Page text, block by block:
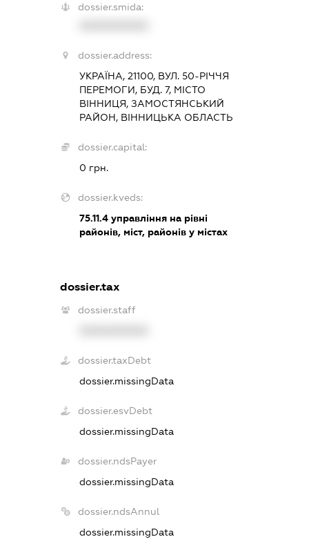
dossier.smida:
dossier.address:
УКРАЇНА, 21100, ВУЛ. 50-РІЧЧЯ
ПЕРЕМОГИ, БУД. 7, МІСТО
ВІННИЦЯ, ЗАМОСТЯНСЬКИЙ
РАЙОН, ВІННИЦЬКА ОБЛАСТЬ
dossier.capital:
0 грн.
dossier.kveds:
75.11.4управління на рівні
районів, міст, районів у містах
dossier.tax
dossier.staff
dossier.taxDebt
dossier.missingData
dossier.esvDebt
dossier.missingData
dossier.ndsPayer
dossier.missingData
dossier.ndsAnnul
dossier.missingData